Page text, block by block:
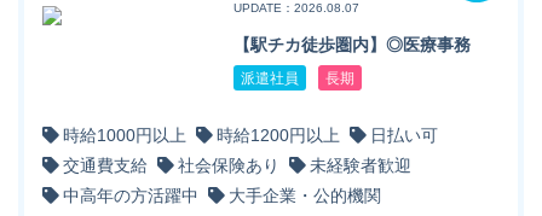
UPDATE：2026.08.07
【駅チカ徒歩圏内】◎医療事務
派遣社員 長期
時給1000円以上 時給1200円以上
日払い可
交通費支給
社会保険あり
未経験者歓迎
中高年の方活躍中
大手企業・公的機関